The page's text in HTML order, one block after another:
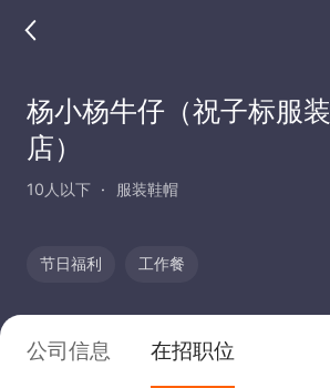
杨小杨牛仔（祝子标服装
店）
10人以下 服装鞋帽
节日福利 工作餐
公司信息 在招职位